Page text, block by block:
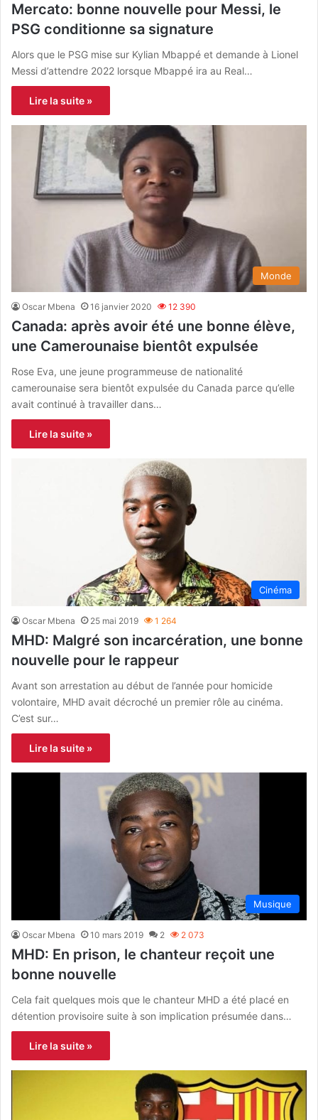
Mercato: bonne nouvelle pour Messi, le
PSG conditionne sa signature
Alors que le PSG mise sur Kylian Mbappé et demande à Lionel
Messi d’attendre 2022 lorsque Mbappé ira au Real…
Lire la suite »
Monde
Oscar Mbena 16 janvier 2020 12 390
Canada: après avoir été une bonne élève,
une Camerounaise bientôt expulsée
Rose Eva, une jeune programmeuse de nationalité
camerounaise sera bientôt expulsée du Canada parce qu’elle
avait continué à travailler dans…
Lire la suite »
Cinéma
Oscar Mbena 25 mai 2019 1 264
MHD: Malgré son incarcération, une bonne
nouvelle pour le rappeur
Avant son arrestation au début de l’année pour homicide
volontaire, MHD avait décroché un premier rôle au cinéma.
C’est sur…
Lire la suite »
Musique
Oscar Mbena 10 mars 2019 2 2 073
MHD: En prison, le chanteur reçoit une
bonne nouvelle
Cela fait quelques mois que le chanteur MHD a été placé en
détention provisoire suite à son implication présumée dans…
Lire la suite »